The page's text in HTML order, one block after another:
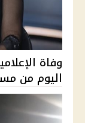
وفاة
اليوم من